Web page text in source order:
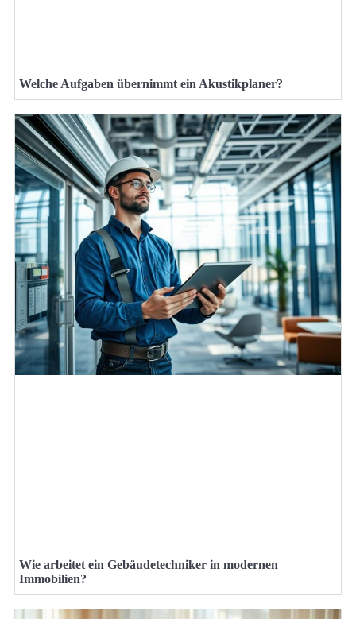
Welche Aufgaben übernimmt ein Akustikplaner?
Wie arbeitet ein Gebäudetechniker in modernen
Immobilien?